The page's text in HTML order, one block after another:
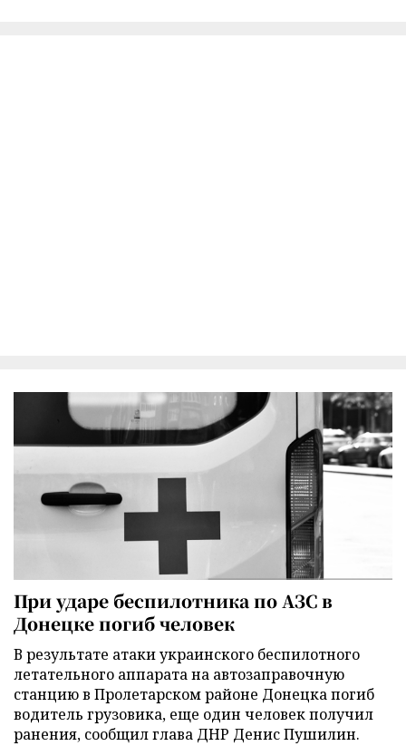
При ударе беспилотника по АЗС в
Донецке погиб человек
В результате атаки украинского беспилотного
летательного аппарата на автозаправочную
станцию в Пролетарском районе Донецка погиб
водитель грузовика, еще один человек получил
ранения, сообщил глава ДНР Денис Пушилин.